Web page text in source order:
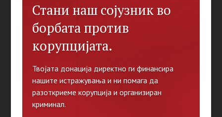
Стани наш сојузник во
борбата против
корупцијата.
Твојата донација директно ги финансира
нашите истражувања и ни помага да
разоткриеме корупција и организиран
криминал.